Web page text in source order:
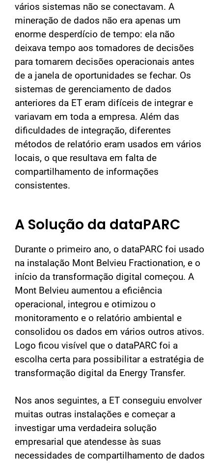
vários sistemas não se conectavam. A
mineração de dados não era apenas um
enorme desperdício de tempo: ela não
deixava tempo aos tomadores de decisões
para tomarem decisões operacionais antes
de a janela de oportunidades se fechar. Os
sistemas de gerenciamento de dados
anteriores da ET eram difíceis de integrar e
variavam em toda a empresa. Além das
dificuldades de integração, diferentes
métodos de relatório eram usados em vários
locais, o que resultava em falta de
compartilhamento de informações
consistentes.
A Solução da dataPARC
Durante o primeiro ano, o dataPARC foi usado
na instalação Mont Belvieu Fractionation, e o
início da transformação digital começou. A
Mont Belvieu aumentou a eficiência
operacional, integrou e otimizou o
monitoramento e o relatório ambiental e
consolidou os dados em vários outros ativos.
Logo ficou visível que o dataPARC foi a
escolha certa para possibilitar a estratégia de
transformação digital da Energy Transfer.
Nos anos seguintes, a ET conseguiu envolver
muitas outras instalações e começar a
investigar uma verdadeira solução
empresarial que atendesse às suas
necessidades de compartilhamento de dados